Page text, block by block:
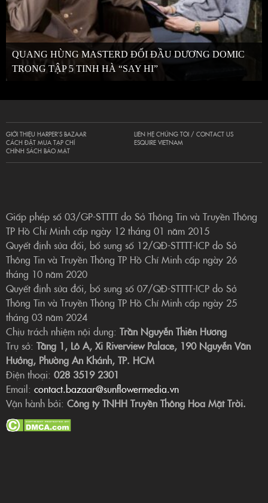
QUANG HÙNG MASTERD ĐỐI ĐẦU DƯƠNG DOMIC
TRONG TẬP 5 TINH HÀ “SAY HI”
GIỚI THIỆU HARPER’S BAZAAR
CÁCH ĐẶT MUA TẠP CHÍ
CHÍNH SÁCH BẢO MẬT
LIÊN HỆ CHÚNG TÔI / CONTACT US
ESQUIRE VIETNAM
Giấp phép số 03/GP-STTTT do Sở Thông Tin và Truyền Thông
TP Hồ Chí Minh cấp ngày 12 tháng 01 năm 2015
Quyết định sửa đổi, bổ sung số 12/QĐ-STTTT-ICP do Sở
Thông Tin và Truyền Thông TP Hồ Chí Minh cấp ngày 26
tháng 10 năm 2020
Quyết định sửa đổi, bổ sung số 07/QĐ-STTTT-ICP do Sở
Thông Tin và Truyền Thông TP Hồ Chí Minh cấp ngày 25
tháng 03 năm 2024
Chịu trách nhiệm nội dung: Trần Nguyễn Thiên Hương
Trụ sở: Tầng 1, Lô A, Xi Riverview Palace, 190 Nguyễn Văn
Hưởng, Phường An Khánh, TP. HCM
Điện thoại: 028 3519 2301
Email: contact.bazaar@sunflowermedia.vn
Vận hành bởi: Công ty TNHH Truyền Thông Hoa Mặt Trời.